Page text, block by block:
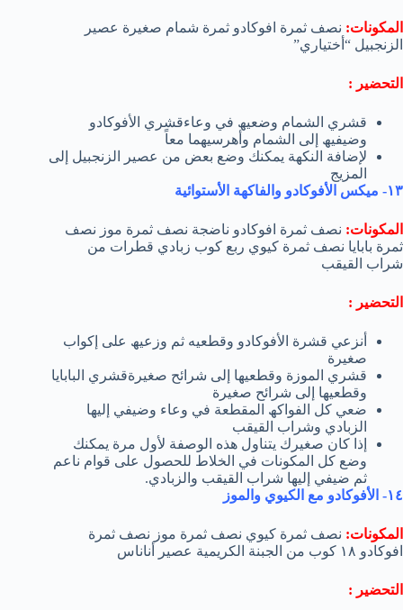
المكونات: نصف ثمرة افوكادو ثمرة شمام صغیرة عصیر
الزنجبیل “أختیاري”
التحضير :
قشري الشمام وضعیھ في وعاءقشري الأفوكادو
وضیفیھ إلى الشمام وأھرسیھما معاً
لإضافة النكھة یمكنك وضع بعض من عصیر الزنجبیل إلى
المزیج
١٣- میكس الأفوكادو والفاكھة الأستوائیة
المكونات: نصف ثمرة افوكادو ناضجة نصف ثمرة موز نصف
ثمرة بابایا نصف ثمرة كیوي ربع كوب زبادي قطرات من
شراب القیقب
التحضير :
أنزعي قشرة الأفوكادو وقطعیه ثم وزعیھ على إكواب
صغیرة
قشري الموزة وقطعیھا إلى شرائح صغیرةقشري البابایا
وقطعیھا إلى شرائح صغیرة
ضعي كل الفواكھ المقطعة في وعاء وضیفي إلیھا
الزبادي وشراب القیقب
إذا كان صغیرك یتناول ھذه الوصفة لأول مرة یمكنك
وضع كل المكونات في الخلاط للحصول على قوام ناعم
ثم ضیفي إلیھا شراب القیقب والزبادي.
١٤- الأفوكادو مع الكیوي والموز
المكونات: نصف ثمرة كیوي نصف ثمرة موز نصف ثمرة
افوكادو ١٨ كوب من الجبنة الكریمیة عصیر أناناس
التحضير :